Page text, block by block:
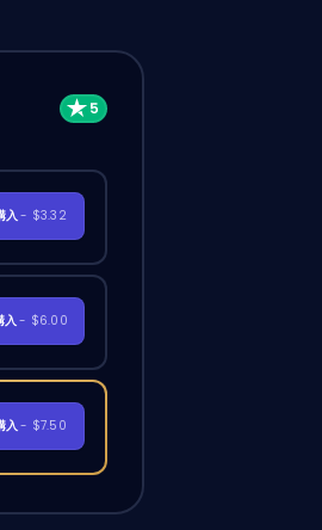
入- $3.32
入- $6.00
入- $7.50